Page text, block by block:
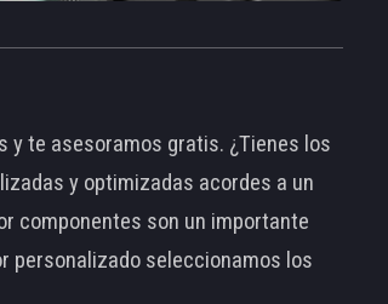
y te asesoramos gratis. ¿Tienes los
y optimizadas acordes a un
componentes son un importante
personalizado seleccionamos los